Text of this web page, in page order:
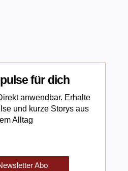
für dich
anwendbar. Erhalte
und kurze Storys aus
Alltag
Abo